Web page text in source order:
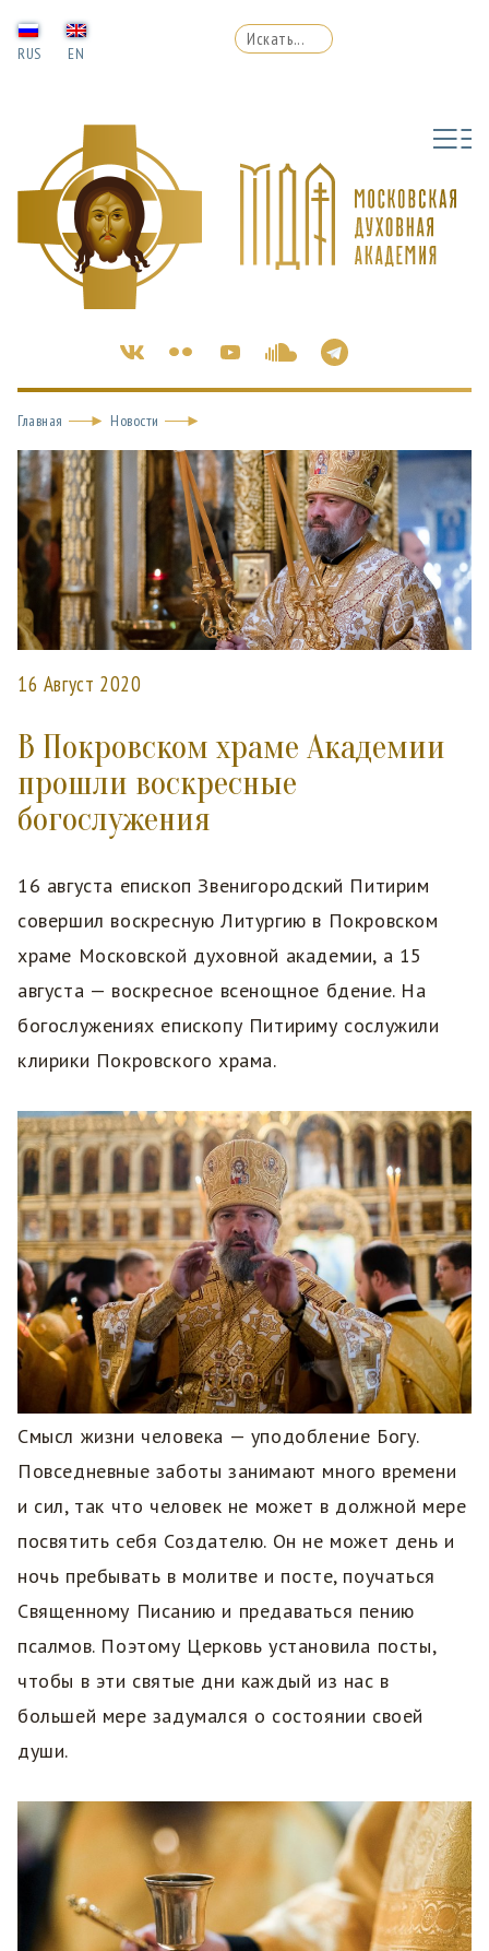
RUS EN
Главная Новости
16 Август 2020
В Покровском храме Академии
прошли воскресные
богослужения
16 августа епископ Звенигородский Питирим
совершил воскресную Литургию в Покровском
храме Московской духовной академии, а 15
августа — воскресное всенощное бдение. На
богослужениях епископу Питириму сослужили
клирики Покровского храма.
Смысл жизни человека — уподобление Богу.
Повседневные заботы занимают много времени
и сил, так что человек не может в должной мере
посвятить себя Создателю. Он не может день и
ночь пребывать в молитве и посте, поучаться
Священному Писанию и предаваться пению
псалмов. Поэтому Церковь установила посты,
чтобы в эти святые дни каждый из нас в
большей мере задумался о состоянии своей
души.